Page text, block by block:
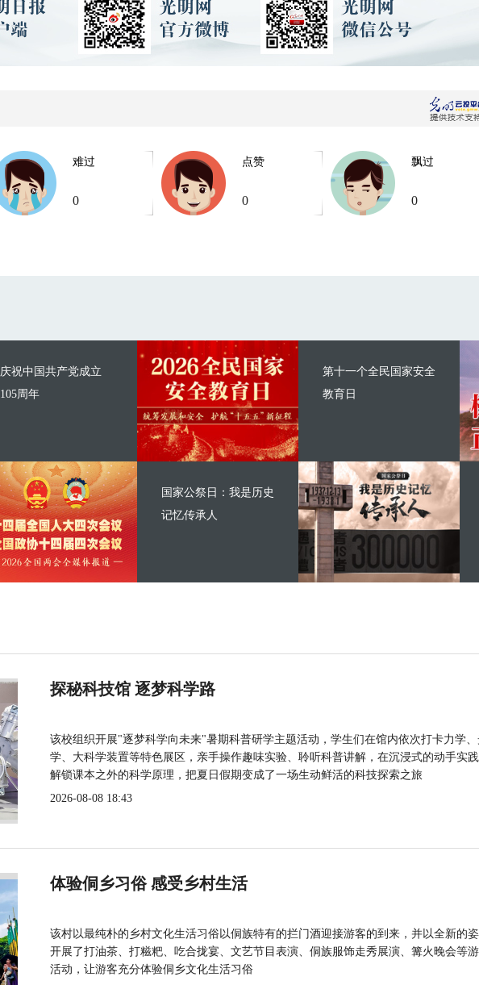
难过
0
点赞
0
飘过
0
庆祝中国共产党成立
105周年
第十一个全民国家安全
教育日
国家公祭日：我是历史
记忆传承人
探秘科技馆 逐梦科学路
该校组织开展"逐梦科学向未来"暑期科普研学主题活动，学生们在馆内依次打卡力学
学、大科学装置等特色展区，亲手操作趣味实验、聆听科普讲解，在沉浸式的动手实
解锁课本之外的科学原理，把夏日假期变成了一场生动鲜活的科技探索之旅
2026-08-08 18:43
体验侗乡习俗 感受乡村生活
该村以最纯朴的乡村文化生活习俗以侗族特有的拦门酒迎接游客的到来，并以全新的
开展了打油茶、打糍粑、吃合拢宴、文艺节目表演、侗族服饰走秀展演、篝火晚会等
活动，让游客充分体验侗乡文化生活习俗